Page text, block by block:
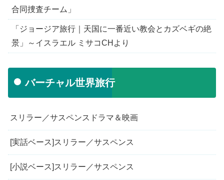
合同捜査チーム」
「ジョージア旅行｜天国に一番近い教会とカズベギの絶
景」～イスラエル ミサコCHより
バーチャル世界旅行
スリラー／サスペンスドラマ＆映画
[実話ベース]スリラー／サスペンス
[小説ベース]スリラー／サスペンス